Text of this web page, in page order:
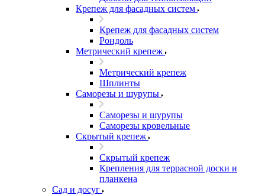
Крепеж для фасадных систем
Крепеж для фасадных систем
Рондоль
Метрический крепеж
Метрический крепеж
Шплинты
Саморезы и шурупы
Саморезы и шурупы
Саморезы кровельные
Скрытый крепеж
Скрытый крепеж
Крепления для террасной доски и
планкена
Сад и досуг